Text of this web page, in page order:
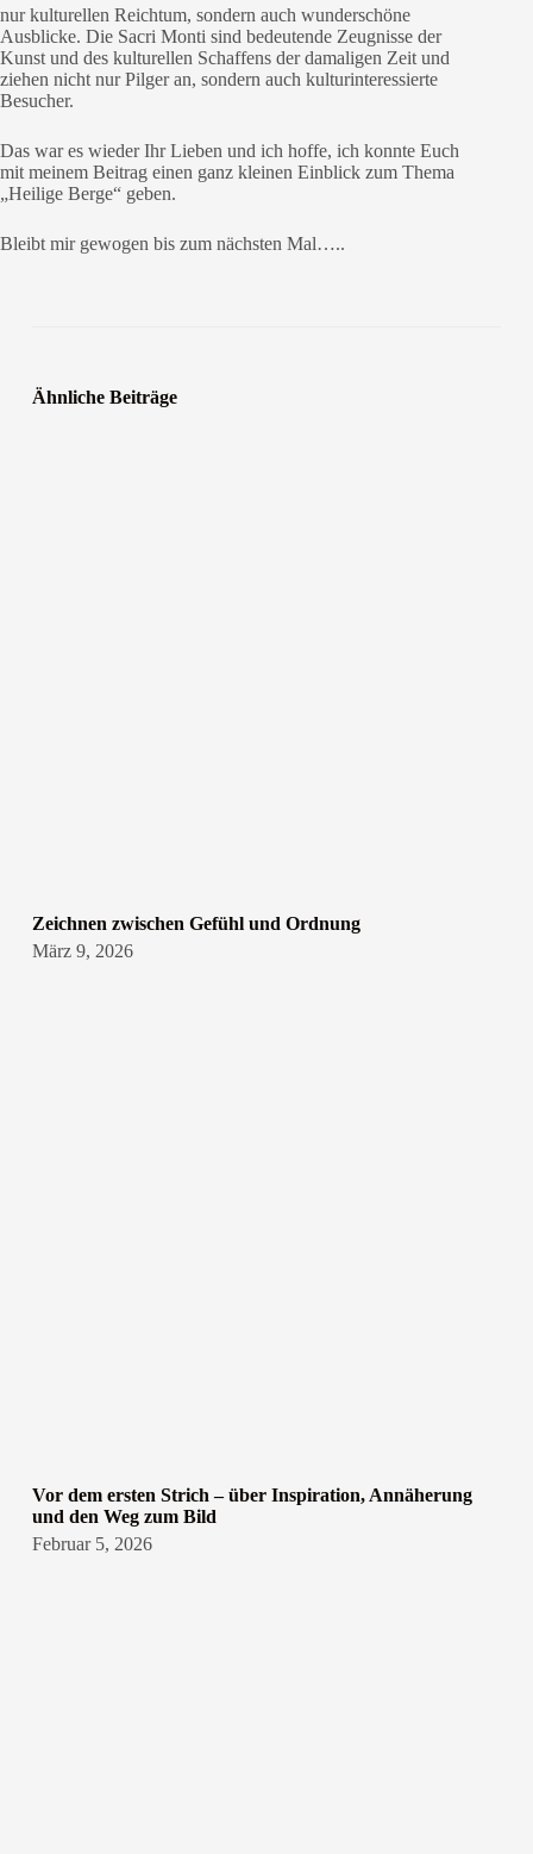
nur kulturellen Reichtum, sondern auch wunderschöne
Ausblicke. Die Sacri Monti sind bedeutende Zeugnisse der
Kunst und des kulturellen Schaffens der damaligen Zeit und
ziehen nicht nur Pilger an, sondern auch kulturinteressierte
Besucher.
Das war es wieder Ihr Lieben und ich hoffe, ich konnte Euch
mit meinem Beitrag einen ganz kleinen Einblick zum Thema
„Heilige Berge“ geben.
Bleibt mir gewogen bis zum nächsten Mal…..
Ähnliche Beiträge
Zeichnen zwischen Gefühl und Ordnung
März 9, 2026
Vor dem ersten Strich – über Inspiration, Annäherung
und den Weg zum Bild
Februar 5, 2026